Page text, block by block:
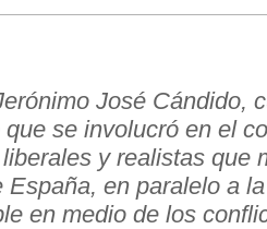
José Cándido,
se involucró en el
y realistas que
en paralelo a
en medio de los